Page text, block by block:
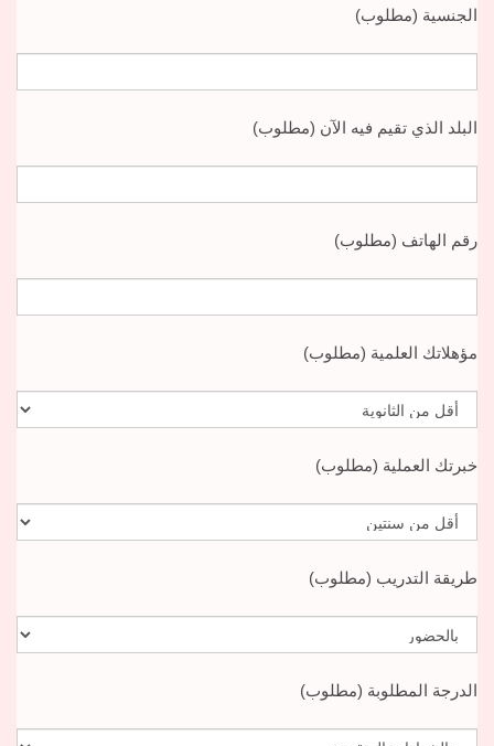
الجنسية (مطلوب)
البلد الذي تقيم فيه الآن (مطلوب)
رقم الهاتف (مطلوب)
مؤهلاتك العلمية (مطلوب)
خبرتك العملية (مطلوب)
طريقة التدريب (مطلوب)
الدرجة المطلوبة (مطلوب)